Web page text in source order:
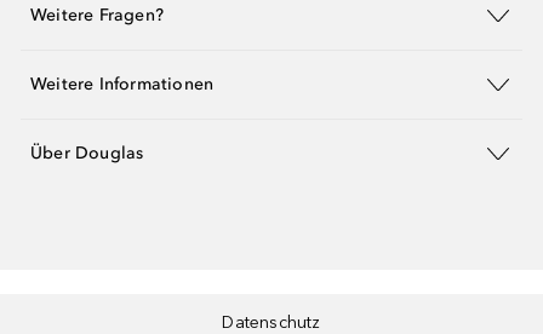
Weitere Fragen?
Weitere Informationen
Über Douglas
Datenschutz